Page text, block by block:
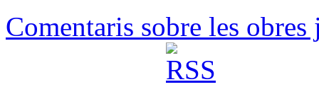
Comentaris sobre les obres